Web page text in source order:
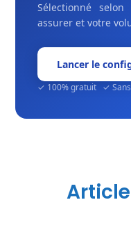
Sélectionné
assurer et votre
Lancer le
✓ 100% gratuit ✓